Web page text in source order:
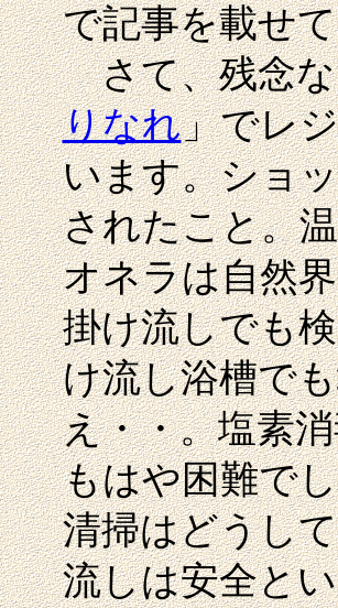
で記事を載せ
さて、残念な
りなれ」でレ
います。ショ
されたこと。
オネラは自然
掛け流しでも
け流し浴槽で
え・・。塩素
もはや困難で
清掃はどうし
流しは安全と